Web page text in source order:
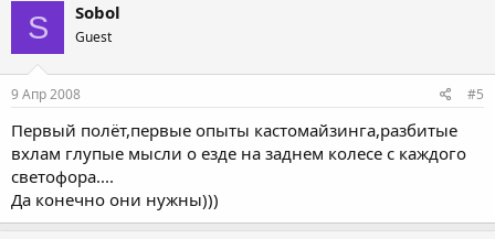
S Sobol
Guest
9 Апр 2008 #5
Первый полёт,первые опыты кастомайзинга,разбитые
вхлам глупые мысли о езде на заднем колесе с каждого
светофора....
Да конечно они нужны)))